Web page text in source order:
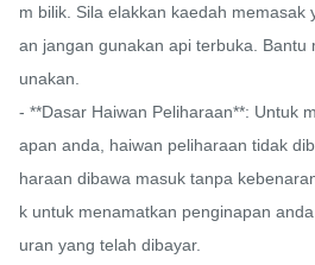
m bilik. Sila elakkan kaedah memasak
an jangan gunakan api terbuka. Bantu
unakan.
- **Dasar Haiwan Peliharaan**: Untuk
apan anda, haiwan peliharaan tidak
haraan dibawa masuk tanpa
k untuk menamatkan penginapan
uran yang telah dibayar.